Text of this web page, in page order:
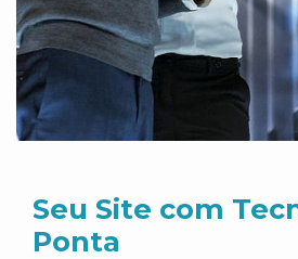
Seu Site com
Ponta